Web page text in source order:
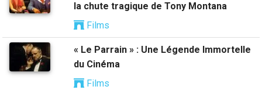
la chute tragique de Tony Montana
Films
« Le Parrain » : Une Légende Immortelle
du Cinéma
Films